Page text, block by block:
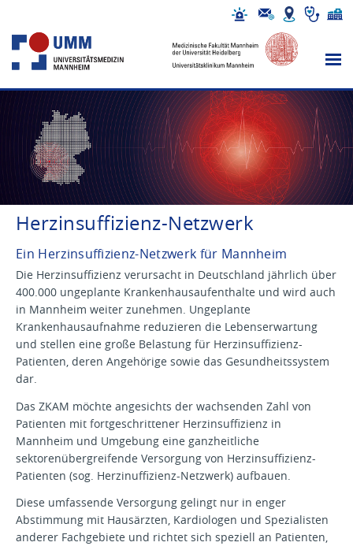
Herzinsuffizienz-Netzwerk
Ein Herzinsuffizienz-Netzwerk für Mannheim
Die Herzinsuffizienz verursacht in Deutschland jährlich über
400.000 ungeplante Krankenhausaufenthalte und wird auch
in Mannheim weiter zunehmen. Ungeplante
Krankenhausaufnahme reduzieren die Lebenserwartung
und stellen eine große Belastung für Herzinsuffizienz-
Patienten, deren Angehörige sowie das Gesundheitssystem
dar.
Das ZKAM möchte angesichts der wachsenden Zahl von
Patienten mit fortgeschrittener Herzinsuffizienz in
Mannheim und Umgebung eine ganzheitliche
sektorenübergreifende Versorgung von Herzinsuffizienz-
Patienten (sog. Herzinuffizienz-Netzwerk) aufbauen.
Diese umfassende Versorgung gelingt nur in enger
Abstimmung mit Hausärzten, Kardiologen und Spezialisten
anderer Fachgebiete und richtet sich speziell an Patienten,